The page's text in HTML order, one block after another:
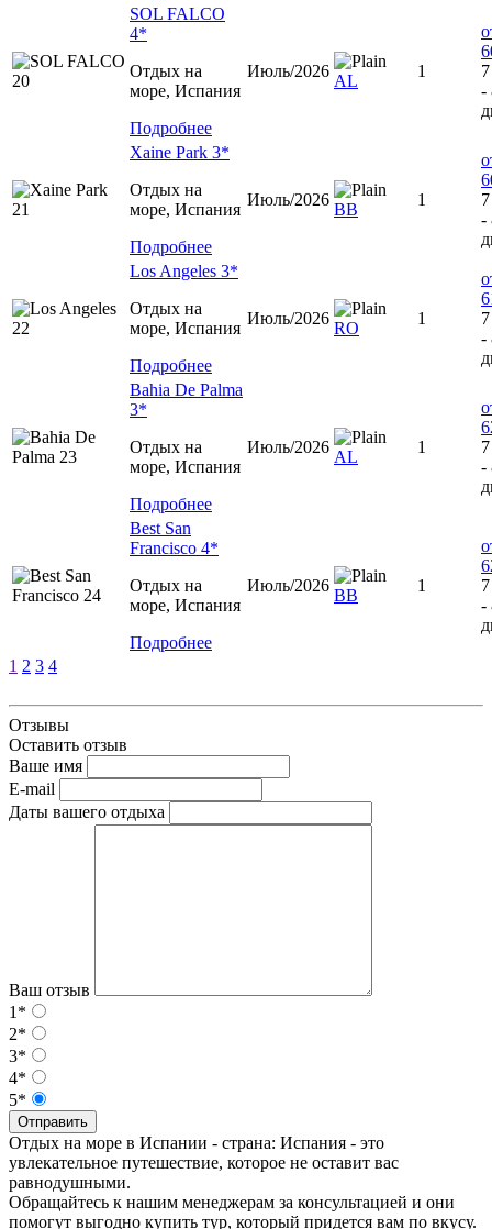
SOL FALCO
4*
Отдых на
море, Испания
Подробнее
Июль/2026
AL
1
-
Xaine Park 3*
Отдых на
море, Испания
Подробнее
Июль/2026
BB
1
-
Los Angeles 3*
Отдых на
море, Испания
Подробнее
Июль/2026
RO
1
-
Bahia De Palma
3*
Отдых на
море, Испания
Подробнее
Июль/2026
AL
1
-
Best San
Francisco 4*
Отдых на
море, Испания
Подробнее
Июль/2026
BB
1
-
1 2 3 4
Отзывы
Оставить отзыв
Ваше имя
E-mail
Даты вашего отдыха
Ваш отзыв
1*
2*
3*
4*
5*
Отправить
Отдых на море в Испании - страна: Испания - это
увлекательное путешествие, которое не оставит вас
равнодушными.
Обращайтесь к нашим менеджерам за консультацией и они
помогут выгодно купить тур, который придется вам по вкусу.